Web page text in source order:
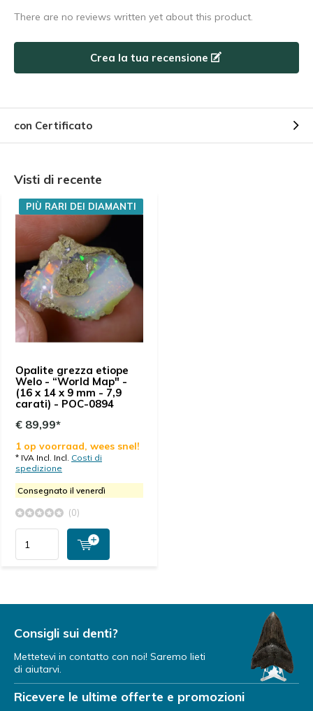
There are no reviews written yet about this product.
Crea la tua recensione
con Certificato
Visti di recente
Opalite grezza etiope
Welo - “World Map" -
(16 x 14 x 9 mm - 7,9
carati) - POC-0894
PIÙ RARI DEI DIAMANTI
€ 89,99*
1 op voorraad, wees snel!
* IVA Incl. Incl. Costi di
spedizione
Consegnato il venerdì
(0)
Consigli sui denti?
Mettetevi in contatto con noi! Saremo lieti
di aiutarvi.
Ricevere le ultime offerte e promozioni